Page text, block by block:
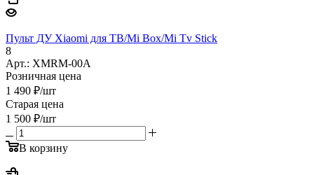
Пульт ДУ Xiaomi для ТВ/Mi Box/Mi Tv Stick
8
Арт.: XMRM-00A
Розничная цена
1 490 ₽/шт
Старая цена
1 500 ₽/шт
В корзину